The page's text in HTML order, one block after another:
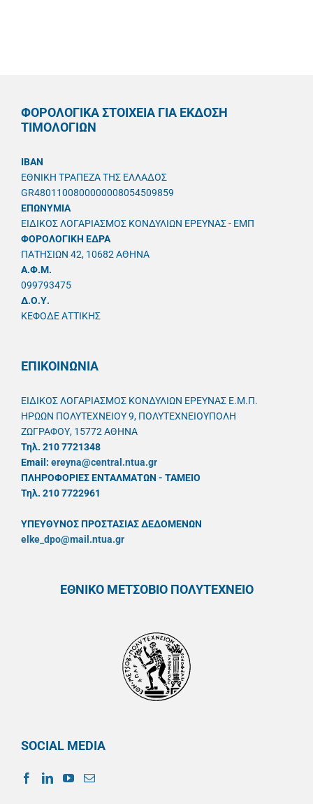
ΦΟΡΟΛΟΓΙΚΑ ΣΤΟΙΧΕΙΑ ΓΙΑ ΕΚΔΟΣΗ
ΤΙΜΟΛΟΓΙΩΝ
IBAN
ΕΘΝΙΚΗ ΤΡΑΠΕΖΑ ΤΗΣ ΕΛΛΑΔΟΣ
GR4801100800000008054509859
ΕΠΩΝΥΜΙΑ
ΕΙΔΙΚΟΣ ΛΟΓΑΡΙΑΣΜΟΣ ΚΟΝΔΥΛΙΩΝ ΕΡΕΥΝΑΣ - ΕΜΠ
ΦΟΡΟΛΟΓΙΚΗ ΕΔΡΑ
ΠΑΤΗΣΙΩΝ 42, 10682 ΑΘΗΝΑ
A.Φ.Μ.
099793475
Δ.Ο.Υ.
ΚΕΦΟΔΕ ΑΤΤΙΚΗΣ
ΕΠΙΚΟΙΝΩΝΙΑ
ΕΙΔΙΚΟΣ ΛΟΓΑΡΙΑΣΜΟΣ ΚΟΝΔΥΛΙΩΝ ΕΡΕΥΝΑΣ Ε.Μ.Π.
ΗΡΩΩΝ ΠΟΛΥΤΕΧΝΕΙΟΥ 9, ΠΟΛΥΤΕΧΝΕΙΟΥΠΟΛΗ
ΖΩΓΡΑΦΟΥ, 15772 ΑΘΗΝΑ
Τηλ. 210 7721348
Email: ereyna@central.ntua.gr
ΠΛΗΡΟΦΟΡΙΕΣ ΕΝΤΑΛΜΑΤΩΝ - ΤΑΜΕΙΟ
Τηλ. 210 7722961
ΥΠΕΥΘYΝΟΣ ΠΡΟΣΤΑΣΙΑΣ ΔΕΔΟΜΕΝΩΝ
elke_dpo@mail.ntua.gr
ΕΘΝΙΚΟ ΜΕΤΣΟΒΙΟ ΠΟΛΥΤΕΧΝΕΙΟ
SOCIAL MEDIA